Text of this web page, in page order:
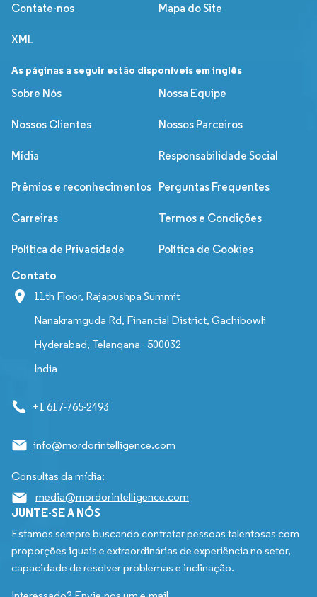
Contate-nos Mapa do Site
XML
As páginas a seguir estão disponíveis em inglês
Sobre Nós
Nossa Equipe
Nossos Clientes Nossos Parceiros
Mídia Responsabilidade Social
Prêmios e reconhecimentos Perguntas Frequentes
Carreiras Termos e Condições
Política de Privacidade Política de Cookies
Contato
11th Floor, Rajapushpa Summit
Nanakramguda Rd, Financial District, Gachibowli
Hyderabad, Telangana - 500032
India
+1 617-765-2493
info@mordorintelligence.com
Consultas da mídia:
media@mordorintelligence.com
JUNTE-SE A NÓS
Estamos sempre buscando contratar pessoas talentosas com
proporções iguais e extraordinárias de experiência no setor,
capacidade de resolver problemas e inclinação.